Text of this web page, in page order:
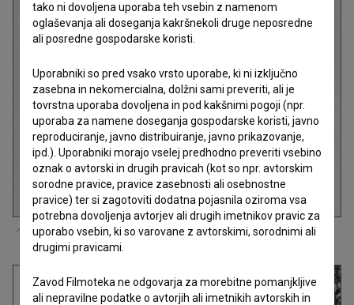
Plakat:OHO Film (2025).
tako ni dovoljena uporaba teh vsebin z namenom
oglaševanja ali doseganja kakršnekoli druge neposredne
ali posredne gospodarske koristi.
Uporabniki so pred vsako vrsto uporabe, ki ni izključno
zasebna in nekomercialna, dolžni sami preveriti, ali je
tovrstna uporaba dovoljena in pod kakšnimi pogoji (npr.
uporaba za namene doseganja gospodarske koristi, javno
reproduciranje, javno distribuiranje, javno prikazovanje,
ipd.). Uporabniki morajo vselej predhodno preveriti vsebino
oznak o avtorski in drugih pravicah (kot so npr. avtorskim
sorodne pravice, pravice zasebnosti ali osebnostne
pravice) ter si zagotoviti dodatna pojasnila oziroma vsa
potrebna dovoljenja avtorjev ali drugih imetnikov pravic za
uporabo vsebin, ki so varovane z avtorskimi, sorodnimi ali
drugimi pravicami.
Zavod Filmoteka ne odgovarja za morebitne pomanjkljive
ali nepravilne podatke o avtorjih ali imetnikih avtorskih in